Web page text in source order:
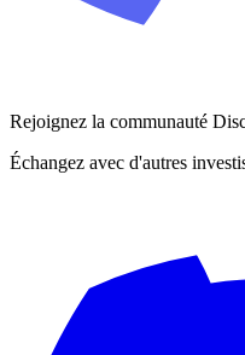
Rejoignez la communauté
Échangez avec d'autres